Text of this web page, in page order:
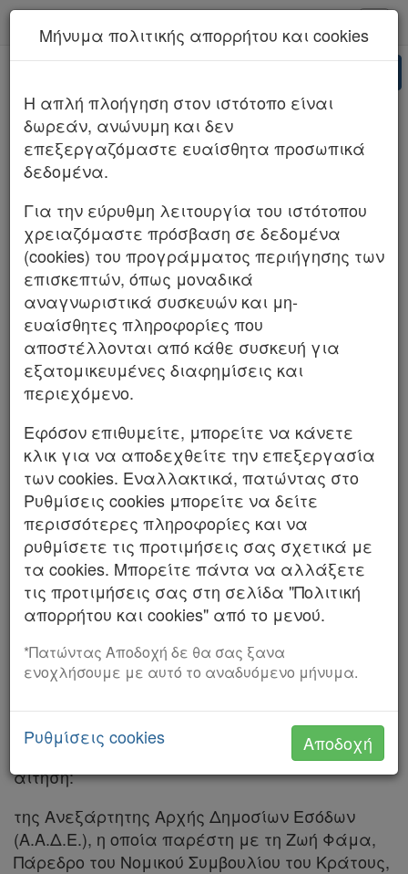
Χρήσιμα
Assistant
Νομολογία
Kodiko
Forum
Αναζήτηση
Κ.Α.Δ.
Συμφωνίες
Ελλάδας
Νέα υπηρεσία Kodiko Assistant.Περισσότερα
ΣΤΕ 474/2026 (ΤΜΗΜΑ Β)
Β.Κ.
Αριθμός 474/2026
ΤΟ ΣΥΜΒΟΥΛΙΟ ΤΗΣ ΕΠΙΚΡΑΤΕΙΑΣ
ΤΜΗΜΑ Β΄
Συνεδρίασε δημόσια στο ακροατήριό του στις
24 Σεπτεμβρίου 2025, με την εξής σύνθεση:
Κωνσταντίνα Φιλοπούλου, Αντιπρόεδρος,
Προεδρεύουσα, σε αναπλήρωση του Πρόεδρου
του Τμήματος, που είχε κώλυμα, Σοφία
Βιτάλη, Βασιλική Μόσχου, Σύμβουλοι, Γεωργία
Γραμματέας η Καλλιόπη Ανδρέου.
Για να δικάσει την από 17 Δεκεμβρίου 2019
αίτηση:
της Ανεξάρτητης Αρχής Δημοσίων Εσόδων
(Α.Α.Δ.Ε.), η οποία παρέστη με τη Ζωή Φάμα,
Πάρεδρο του Νομικού Συμβουλίου του Κράτους,
Μήνυμα πολιτικής απορρήτου και cookies
H απλή πλοήγηση στον ιστότοπο είναι
δωρεάν, ανώνυμη και δεν
επεξεργαζόμαστε ευαίσθητα προσωπικά
δεδομένα.
Για την εύρυθμη λειτουργία του ιστότοπου
χρειαζόμαστε πρόσβαση σε δεδομένα
(cookies) του προγράμματος περιήγησης των
επισκεπτών, όπως μοναδικά
αναγνωριστικά συσκευών και μη-
ευαίσθητες πληροφορίες που
αποστέλλονται από κάθε συσκευή για
εξατομικευμένες διαφημίσεις και
περιεχόμενο.
Εφόσον επιθυμείτε, μπορείτε να κάνετε
κλικ για να αποδεχθείτε την επεξεργασία
των cookies. Εναλλακτικά, πατώντας στο
Ρυθμίσεις cookies μπορείτε να δείτε
περισσότερες πληροφορίες και να
ρυθμίσετε τις προτιμήσεις σας σχετικά με
τα cookies. Μπορείτε πάντα να αλλάξετε
τις προτιμήσεις σας στη σελίδα "Πολιτική
απορρήτου και cookies" από το μενού.
*Πατώντας Αποδοχή δε θα σας ξανα
ενοχλήσουμε με αυτό το αναδυόμενο μήνυμα.
Ρυθμίσεις cookies Αποδοχή